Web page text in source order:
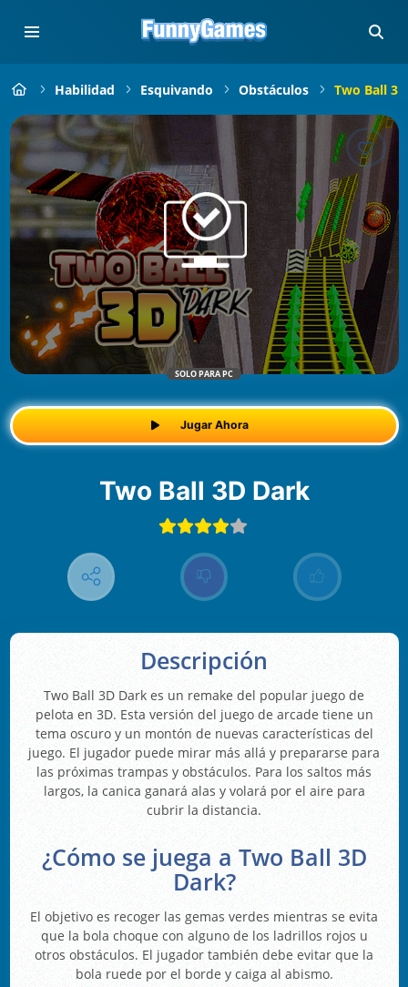
Habilidad Esquivando Obstáculos Two Ball
SOLO PARA PC
Jugar Ahora
Two Ball 3D Dark
Descripción
Two Ball 3D Dark es un remake del popular juego de
pelota en 3D. Esta versión del juego de arcade tiene un
tema oscuro y un montón de nuevas características del
juego. El jugador puede mirar más allá y prepararse para
las próximas trampas y obstáculos. Para los saltos más
largos, la canica ganará alas y volará por el aire para
cubrir la distancia.
¿Cómo se juega a Two Ball 3D
Dark?
El objetivo es recoger las gemas verdes mientras se evita
que la bola choque con alguno de los ladrillos rojos u
otros obstáculos. El jugador también debe evitar que la
bola ruede por el borde y caiga al abismo.